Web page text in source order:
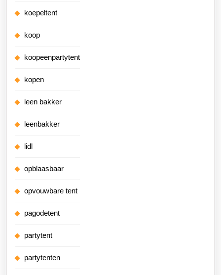
koepeltent
koop
koopeenpartytent
kopen
leen bakker
leenbakker
lidl
opblaasbaar
opvouwbare tent
pagodetent
partytent
partytenten